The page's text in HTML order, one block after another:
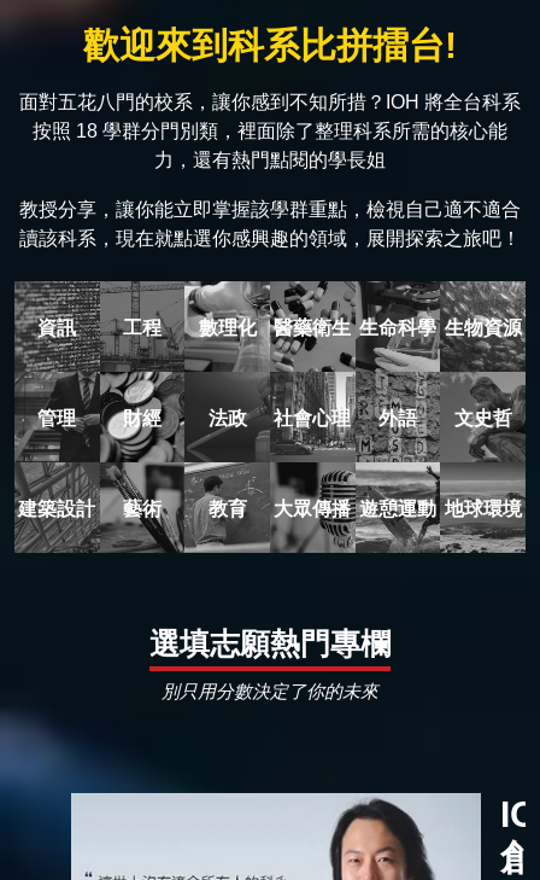
歡迎來到科系比拼擂台!
面對五花八門的校系，讓你感到不知所措？IOH 將全台科系
按照 18 學群分門別類，裡面除了整理科系所需的核心能
力，還有熱門點閱的學長姐
教授分享，讓你能立即掌握該學群重點，檢視自己適不適合
讀該科系，現在就點選你感興趣的領域，展開探索之旅吧！
資訊 工程 數理化 醫藥衛生 生命科學 生物資源
管理 財經 法政 社會心理 外語 文史哲
建築設計 藝術 教育 大眾傳播 遊憩運動 地球環境
選填志願熱門專欄
別只用分數決定了你的未來